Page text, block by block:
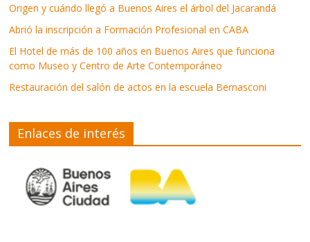
Origen y cuándo llegó a Buenos Aires el árbol del Jacarandá
Abrió la inscripción a Formación Profesional en CABA
El Hotel de más de 100 años en Buenos Aires que funciona
como Museo y Centro de Arte Contemporáneo
Restauración del salón de actos en la escuela Bernasconi
Enlaces de interés